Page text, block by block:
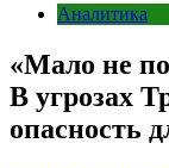
Аналитика
«Мало не
В угрозах
опасность